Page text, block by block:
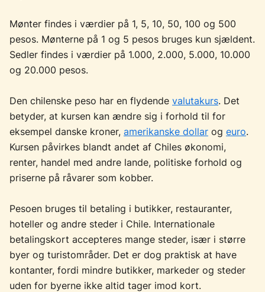
Mønter findes i værdier på 1, 5, 10, 50, 100 og 500
pesos. Mønterne på 1 og 5 pesos bruges kun sjældent.
Sedler findes i værdier på 1.000, 2.000, 5.000, 10.000
og 20.000 pesos.
Den chilenske peso har en flydende valutakurs. Det
betyder, at kursen kan ændre sig i forhold til for
eksempel danske kroner, amerikanske dollar og euro.
Kursen påvirkes blandt andet af Chiles økonomi,
renter, handel med andre lande, politiske forhold og
priserne på råvarer som kobber.
Pesoen bruges til betaling i butikker, restauranter,
hoteller og andre steder i Chile. Internationale
betalingskort accepteres mange steder, især i større
byer og turistområder. Det er dog praktisk at have
kontanter, fordi mindre butikker, markeder og steder
uden for byerne ikke altid tager imod kort.